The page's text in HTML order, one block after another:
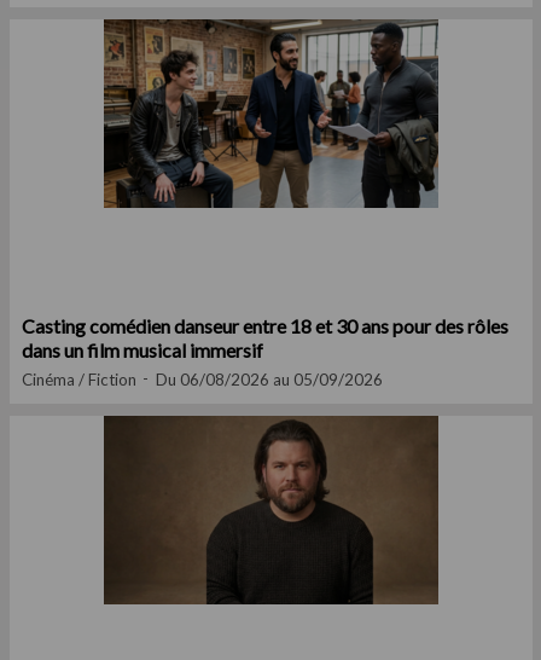
Casting comédien danseur entre 18 et 30 ans pour des rôles
dans un film musical immersif
Cinéma / Fiction Du 06/08/2026 au 05/09/2026